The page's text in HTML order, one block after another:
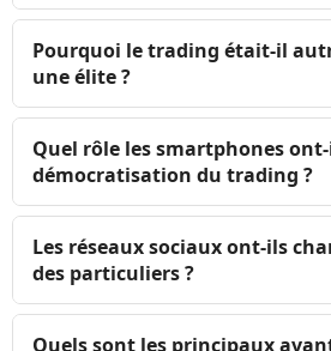
Pourquoi le trading était-il
une élite ?
Quel rôle les smartphones
démocratisation du trading ?
Les réseaux sociaux ont-ils
des particuliers ?
Quels sont les principaux